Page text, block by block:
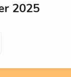
2025